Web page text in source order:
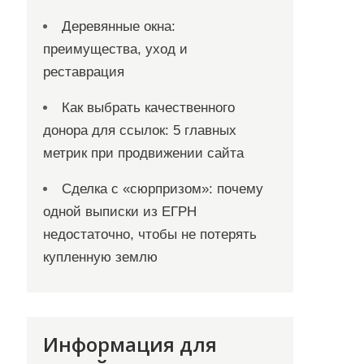
Деревянные окна:
преимущества, уход и
реставрация
Как выбрать качественного
донора для ссылок: 5 главных
метрик при продвижении сайта
Сделка с «сюрпризом»: почему
одной выписки из ЕГРН
недостаточно, чтобы не потерять
купленную землю
Информация для